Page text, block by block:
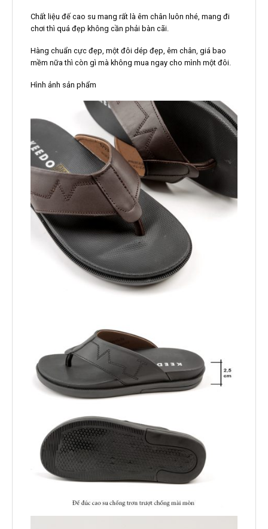
Chất liệu đế cao su mang rất là êm chân luôn nhé, mang đi
chơi thì quá đẹp không cần phải bàn cãi.
Hàng chuẩn cực đẹp, một đôi dép đẹp, êm chân, giá bao
mềm nữa thì còn gì mà không mua ngay cho mình một đôi.
Hình ảnh sản phẩm